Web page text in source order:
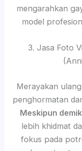
mengarahkan
model
3. Jasa Foto
Merayakan
penghormatan
Meskipun
lebih khidmat
fokus pada